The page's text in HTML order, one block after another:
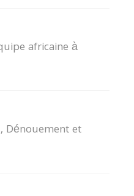
africaine à
Dénouement et